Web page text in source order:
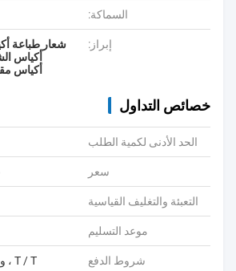
السماكة:
إبراز: شعار طباعة
أكياس
أكياس
خصائص التداول
الحد الأدنى لكمية الطلب
سعر
التعبئة والتغليف القياسية
موعد التسليم
شروط الدفع T / T ، ويسترن يونيون ، L / C.